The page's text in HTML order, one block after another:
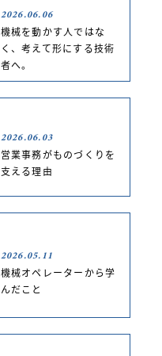
2026.06.06
機械を動かす人ではな
く、考えて形にする技術
者へ。
2026.06.03
営業事務がものづくりを
支える理由
2026.05.11
機械オペレーターから学
んだこと